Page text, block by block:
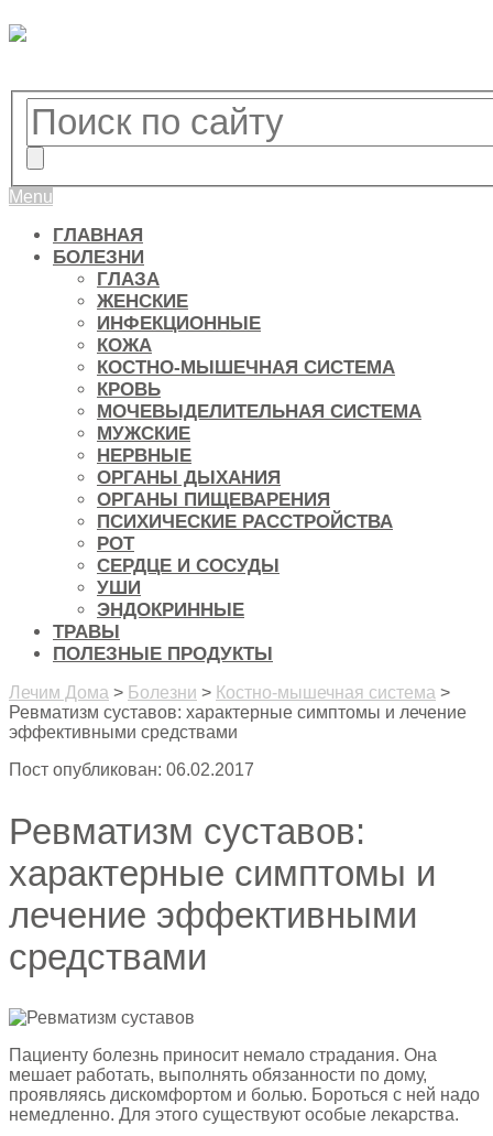
Menu
ГЛАВНАЯ
БОЛЕЗНИ
ГЛАЗА
ЖЕНСКИЕ
ИНФЕКЦИОННЫЕ
КОЖА
КОСТНО-МЫШЕЧНАЯ СИСТЕМА
КРОВЬ
МОЧЕВЫДЕЛИТЕЛЬНАЯ СИСТЕМА
МУЖСКИЕ
НЕРВНЫЕ
ОРГАНЫ ДЫХАНИЯ
ОРГАНЫ ПИЩЕВАРЕНИЯ
ПСИХИЧЕСКИЕ РАССТРОЙСТВА
РОТ
СЕРДЦЕ И СОСУДЫ
УШИ
ЭНДОКРИННЫЕ
ТРАВЫ
ПОЛЕЗНЫЕ ПРОДУКТЫ
Лечим Дома > Болезни > Костно-мышечная система >
Ревматизм суставов: характерные симптомы и лечение
эффективными средствами
Пост опубликован: 06.02.2017
Ревматизм суставов:
характерные симптомы и
лечение эффективными
средствами
Пациенту болезнь приносит немало страдания. Она
мешает работать, выполнять обязанности по дому,
проявляясь дискомфортом и болью. Бороться с ней надо
немедленно. Для этого существуют особые лекарства.